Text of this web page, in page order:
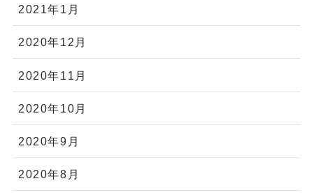
2021年1月
2020年12月
2020年11月
2020年10月
2020年9月
2020年8月